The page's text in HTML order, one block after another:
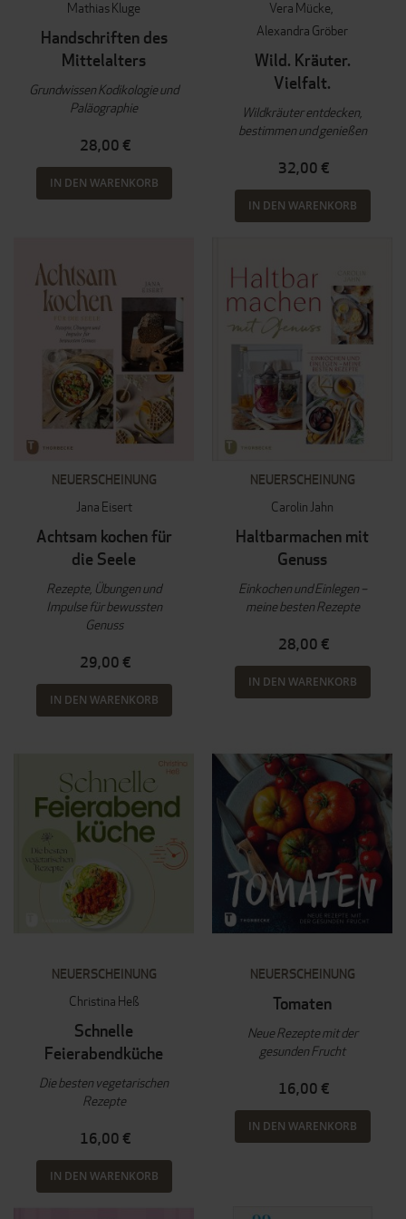
Mathias Kluge
Handschriften des
Mittelalters
Grundwissen Kodikologie und
Paläographie
28,00 €
IN DEN WARENKORB
Vera Mücke
Alexandra Gröber
Wild. Kräuter.
Vielfalt.
Wildkräuter entdecken,
bestimmen und genießen
32,00 €
IN DEN WARENKORB
NEUERSCHEINUNG
Jana Eisert
Achtsam kochen für
die Seele
Rezepte, Übungen und
Impulse für bewussten
Genuss
29,00 €
IN DEN WARENKORB
NEUERSCHEINUNG
Carolin Jahn
Haltbarmachen mit
Genuss
Einkochen und Einlegen –
meine besten Rezepte
28,00 €
IN DEN WARENKORB
NEUERSCHEINUNG
Christina Heß
Schnelle
Feierabendküche
Die besten vegetarischen
Rezepte
16,00 €
IN DEN WARENKORB
NEUERSCHEINUNG
Tomaten
Neue Rezepte mit der
gesunden Frucht
16,00 €
IN DEN WARENKORB